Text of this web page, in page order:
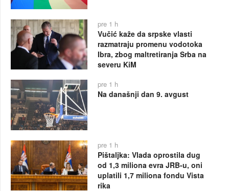
pre 1 h
Vučić kaže da srpske vlasti
razmatraju promenu vodotoka
Ibra, zbog maltretiranja Srba na
severu KiM
pre 1 h
Na današnji dan 9. avgust
pre 1 h
Pištaljka: Vlada oprostila dug
od 1,3 miliona evra JRB-u, oni
uplatili 1,7 miliona fondu Vista
rika